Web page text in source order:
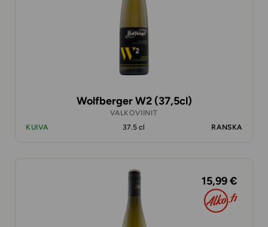
Wolfberger W2 (37,5cl)
VALKOVIINIT
KUIVA
37.5 cl RANSKA
15,99 €